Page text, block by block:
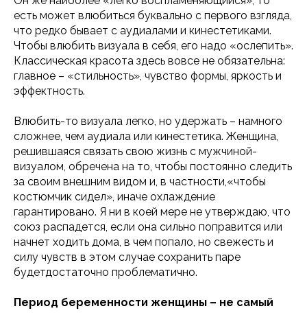
есть может влюбиться буквально с первого взгляда,
что редко бывает с аудиалами и кинестетиками.
Чтобы влюбить визуала в себя, его надо «ослепить».
Классическая красота здесь вовсе не обязательна:
главное – «стильность», чувство формы, яркость и
эффектность.
Влюбить-то визуала легко, но удержать – намного
сложнее, чем аудиала или кинестетика. Женщина,
решившаяся связать свою жизнь с мужчиной-
визуалом, обречена на то, чтобы постоянно следить
за своим внешним видом и, в частности,«чтобы
костюмчик сидел», иначе охлаждение
гарантировано. Я ни в коей мере не утверждаю, что
союз распадется, если она сильно поправится или
начнет ходить дома, в чем попало, но свежесть и
силу чувств в этом случае сохранить паре
будетдостаточно проблематично.
Период беременности женщины – не самый